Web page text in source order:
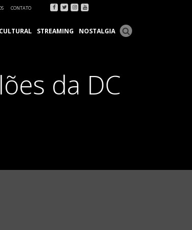
CONTATO Facebook
Twitter
Instagram
Youtube
STREAMING NOSTALGIA
da DC